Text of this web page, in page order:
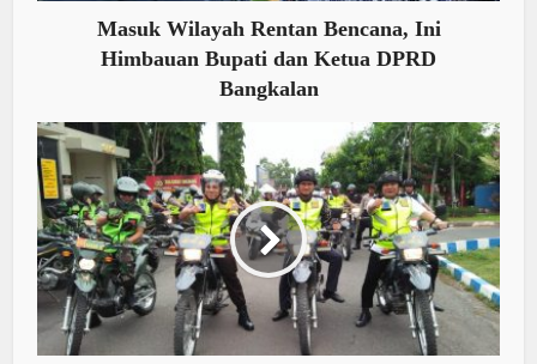
Masuk Wilayah Rentan Bencana, Ini
Himbauan Bupati dan Ketua DPRD
Bangkalan